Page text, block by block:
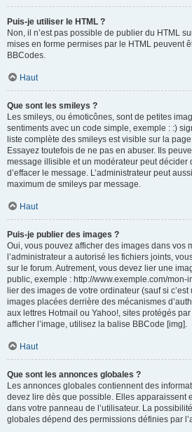
Puis-je utiliser le HTML ?
Non, il n’est pas possible de publier du HTML
mises en forme permises par le HTML peuvent
BBCodes.
Haut
Que sont les smileys ?
Les smileys, ou émoticônes, sont de petites
sentiments avec un code simple, exemple : :)
liste complète des smileys est visible sur la
Essayez toutefois de ne pas en abuser. Ils
message illisible et un modérateur peut décider
d’effacer le message. L’administrateur peut
maximum de smileys par message.
Haut
Puis-je publier des images ?
Oui, vous pouvez afficher des images dans vos
l’administrateur a autorisé les fichiers joints,
sur le forum. Autrement, vous devez lier une
public, exemple : http://www.exemple.com/mon-
lier des images de votre ordinateur (sauf si
images placées derrière des mécanismes
aux lettres Hotmail ou Yahoo!, sites protégés
afficher l’image, utilisez la balise BBCode [img].
Haut
Que sont les annonces globales ?
Les annonces globales contiennent des
devez lire dès que possible. Elles apparaissent
dans votre panneau de l’utilisateur. La
globales dépend des permissions définies par